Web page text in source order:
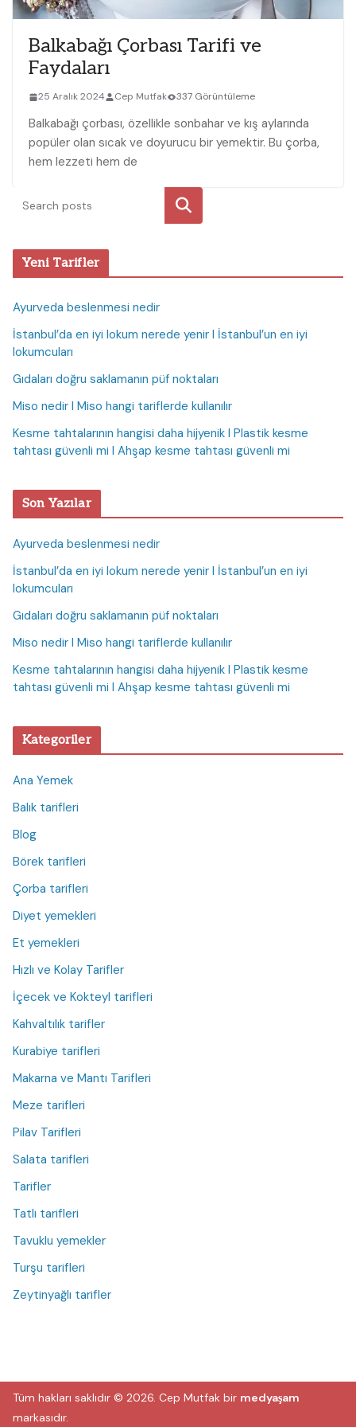
Balkabağı Çorbası Tarifi ve
Faydaları
25 Aralık 2024 Cep Mutfak 337 Görüntüleme
Balkabağı çorbası, özellikle sonbahar ve kış aylarında
popüler olan ‍sıcak ve doyurucu bir‌ yemektir. ‌Bu çorba,
hem lezzeti‌ hem de
Ara
Yeni Tarifler
Ayurveda beslenmesi nedir
İstanbul’da en iyi lokum nerede yenir I İstanbul’un en iyi
lokumcuları
Gıdaları doğru saklamanın püf noktaları
Miso nedir I Miso hangi tariflerde kullanılır
Kesme tahtalarının hangisi daha hijyenik I Plastik kesme
tahtası güvenli mi I Ahşap kesme tahtası güvenli mi
Son Yazılar
Ayurveda beslenmesi nedir
İstanbul’da en iyi lokum nerede yenir I İstanbul’un en iyi
lokumcuları
Gıdaları doğru saklamanın püf noktaları
Miso nedir I Miso hangi tariflerde kullanılır
Kesme tahtalarının hangisi daha hijyenik I Plastik kesme
tahtası güvenli mi I Ahşap kesme tahtası güvenli mi
Kategoriler
Ana Yemek
Balık tarifleri
Blog
Börek tarifleri
Çorba tarifleri
Diyet yemekleri
Et yemekleri
Hızlı ve Kolay Tarifler
İçecek ve Kokteyl tarifleri
Kahvaltılık tarifler
Kurabiye tarifleri
Makarna ve Mantı Tarifleri
Meze tarifleri
Pilav Tarifleri
Salata tarifleri
Tarifler
Tatlı tarifleri
Tavuklu yemekler
Turşu tarifleri
Zeytinyağlı tarifler
Tüm hakları saklıdır © 2026. Cep Mutfak bir medyaşam
markasıdır.